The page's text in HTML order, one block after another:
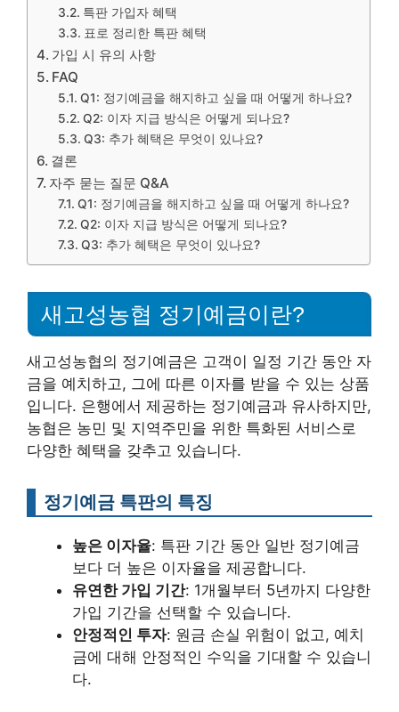
특판 가입자 혜택
표로 정리한 특판 혜택
가입 시 유의 사항
FAQ
Q1: 정기예금을 해지하고 싶을 때 어떻게 하나요?
Q2: 이자 지급 방식은 어떻게 되나요?
Q3: 추가 혜택은 무엇이 있나요?
결론
자주 묻는 질문 Q&A
Q1: 정기예금을 해지하고 싶을 때 어떻게 하나요?
Q2: 이자 지급 방식은 어떻게 되나요?
Q3: 추가 혜택은 무엇이 있나요?
새고성농협 정기예금이란?
새고성농협의 정기예금은 고객이 일정 기간 동안 자
금을 예치하고, 그에 따른 이자를 받을 수 있는 상품
입니다. 은행에서 제공하는 정기예금과 유사하지만,
농협은 농민 및 지역주민을 위한 특화된 서비스로
다양한 혜택을 갖추고 있습니다.
정기예금 특판의 특징
높은 이자율: 특판 기간 동안 일반 정기예금
보다 더 높은 이자율을 제공합니다.
유연한 가입 기간: 1개월부터 5년까지 다양한
가입 기간을 선택할 수 있습니다.
안정적인 투자: 원금 손실 위험이 없고, 예치
금에 대해 안정적인 수익을 기대할 수 있습니
다.